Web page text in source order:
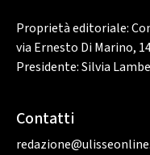
Proprietà editoriale:
via Ernesto Di Marino,
Presidente: Silvia
Contatti